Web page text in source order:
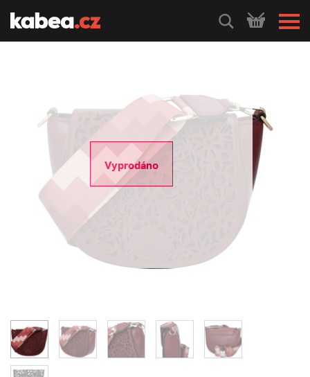
HLEDEJ
Vyprodáno